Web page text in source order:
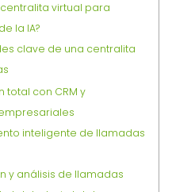
virtual para
la IA?
clave de una centralita
total con CRM y
inteligente de llamadas
y análisis de llamadas